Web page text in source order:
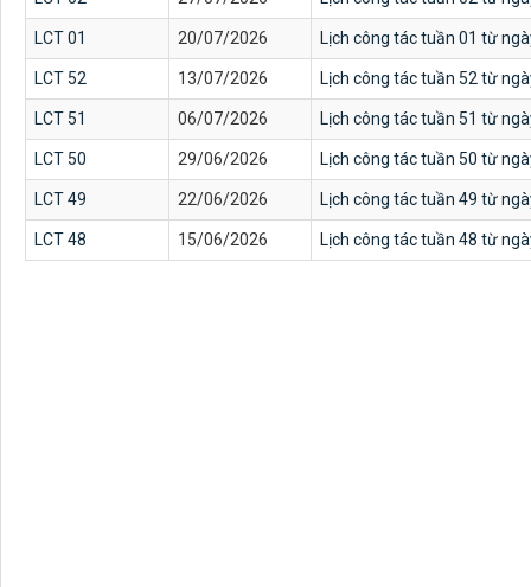
LCT 01 20/07/2026 Lịch công tác tuần 01 từ
LCT 52 13/07/2026 Lịch công tác tuần 52 từ
LCT 51 06/07/2026 Lịch công tác tuần 51 từ
LCT 50 29/06/2026 Lịch công tác tuần 50 từ
LCT 49 22/06/2026 Lịch công tác tuần 49 từ
LCT 48 15/06/2026 Lịch công tác tuần 48 từ